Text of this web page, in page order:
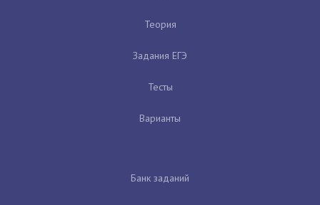
Теория
Задания ЕГЭ
Тесты
Варианты
Банк заданий